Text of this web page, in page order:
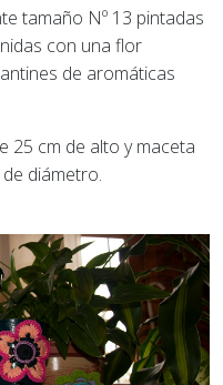
tamaño Nº 13 pintadas
con una flor
de aromáticas
25 cm de alto y maceta
diámetro.